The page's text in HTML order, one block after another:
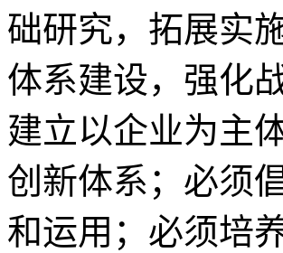
础研究，拓展实
体系建设，强化
建立以企业为主
创新体系；必须
和运用；必须培